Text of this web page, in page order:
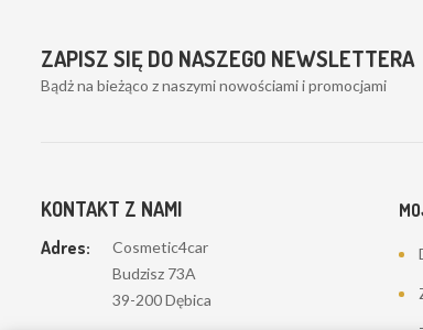
ZAPISZ SIĘ DO NASZEGO NEWSLETTERA
Bądż na bieżąco z naszymi nowościami i promocjami
KONTAKT Z NAMI
Adres:
Cosmetic4car
Budzisz 73A
39-200 Dębica